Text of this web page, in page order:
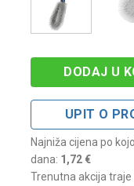
DODAJ U
UPIT O
Najniža cijena po
dana: 1,72 €
Trenutna akcija traje